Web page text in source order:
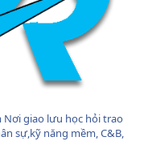
Nơi giao lưu học hỏi trao
sự,kỹ năng mềm, C&B,